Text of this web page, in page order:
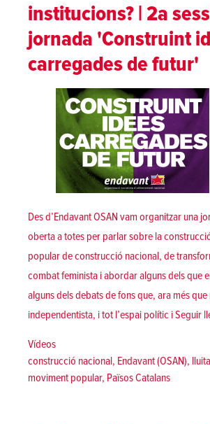
institucions? | 2a
jornada 'Construint
carregades de futur'
Des d’Endavant OSAN vam organitzar una
oberta a totes per parlar sobre la
popular de construcció nacional, de
combat feminista i abordar alguns dels que
alguns dels debats de fons que, ara més que
independentista, i tot l’espai polític iSeguir
Posted in
Vídeos
Tags:
construcció nacional, Endavant (OSAN),
moviment popular, Països Catalans